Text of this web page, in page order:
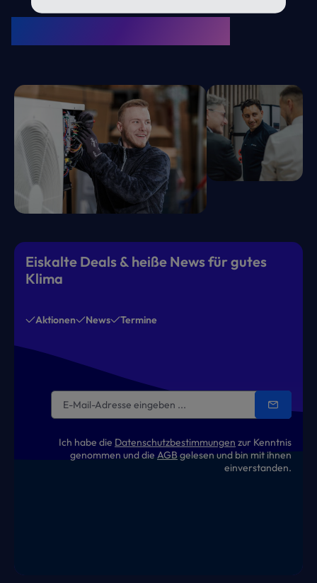
KRONE Friends
Eiskalte Deals & heiße News für gutes
Klima
Aktionen News Termine
Ich habe die Datenschutzbestimmungen zur Kenntnis
genommen und die AGB gelesen und bin mit ihnen
einverstanden.